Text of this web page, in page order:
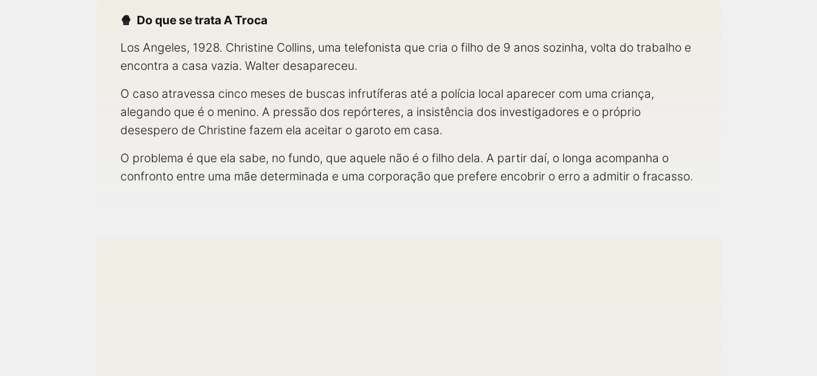
Do que se trata A Troca
Los Angeles, 1928. Christine Collins, uma telefonista que cria o filho de 9 anos sozinha, volta do trabalho e
encontra a casa vazia. Walter desapareceu.
O caso atravessa cinco meses de buscas infrutíferas até a polícia local aparecer com uma criança,
alegando que é o menino. A pressão dos repórteres, a insistência dos investigadores e o próprio
desespero de Christine fazem ela aceitar o garoto em casa.
O problema é que ela sabe, no fundo, que aquele não é o filho dela. A partir daí, o longa acompanha o
confronto entre uma mãe determinada e uma corporação que prefere encobrir o erro a admitir o fracasso.